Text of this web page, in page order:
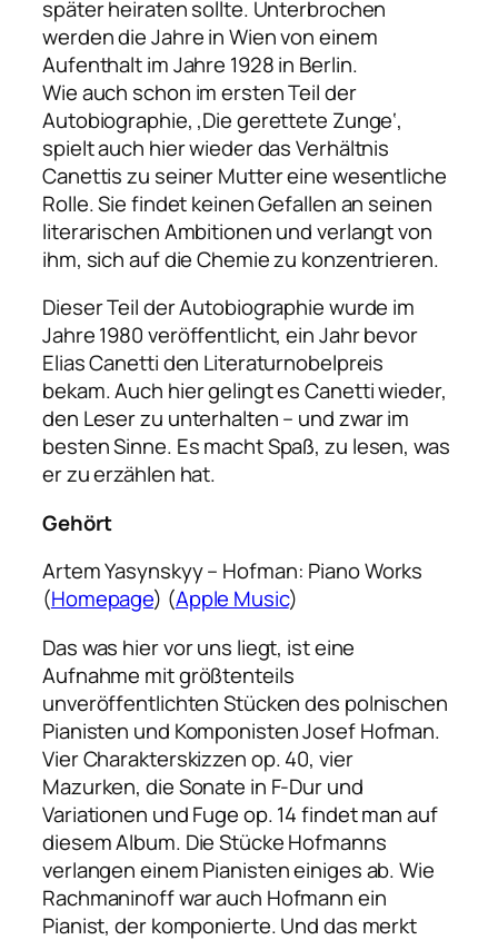
später heiraten sollte. Unterbrochen
werden die Jahre in Wien von einem
Aufenthalt im Jahre 1928 in Berlin.
Wie auch schon im ersten Teil der
Autobiographie, ‚Die gerettete Zunge‘,
spielt auch hier wieder das Verhältnis
Canettis zu seiner Mutter eine wesentliche
Rolle. Sie findet keinen Gefallen an seinen
literarischen Ambitionen und verlangt von
ihm, sich auf die Chemie zu konzentrieren.
Dieser Teil der Autobiographie wurde im
Jahre 1980 veröffentlicht, ein Jahr bevor
Elias Canetti den Literaturnobelpreis
bekam. Auch hier gelingt es Canetti wieder,
den Leser zu unterhalten – und zwar im
besten Sinne. Es macht Spaß, zu lesen, was
er zu erzählen hat.
Gehört
Artem Yasynskyy – Hofman: Piano Works
(Homepage) (Apple Music)
Das was hier vor uns liegt, ist eine
Aufnahme mit größtenteils
unveröffentlichten Stücken des polnischen
Pianisten und Komponisten Josef Hofman.
Vier Charakterskizzen op. 40, vier
Mazurken, die Sonate in F-Dur und
Variationen und Fuge op. 14 findet man auf
diesem Album. Die Stücke Hofmanns
verlangen einem Pianisten einiges ab. Wie
Rachmaninoff war auch Hofmann ein
Pianist, der komponierte. Und das merkt